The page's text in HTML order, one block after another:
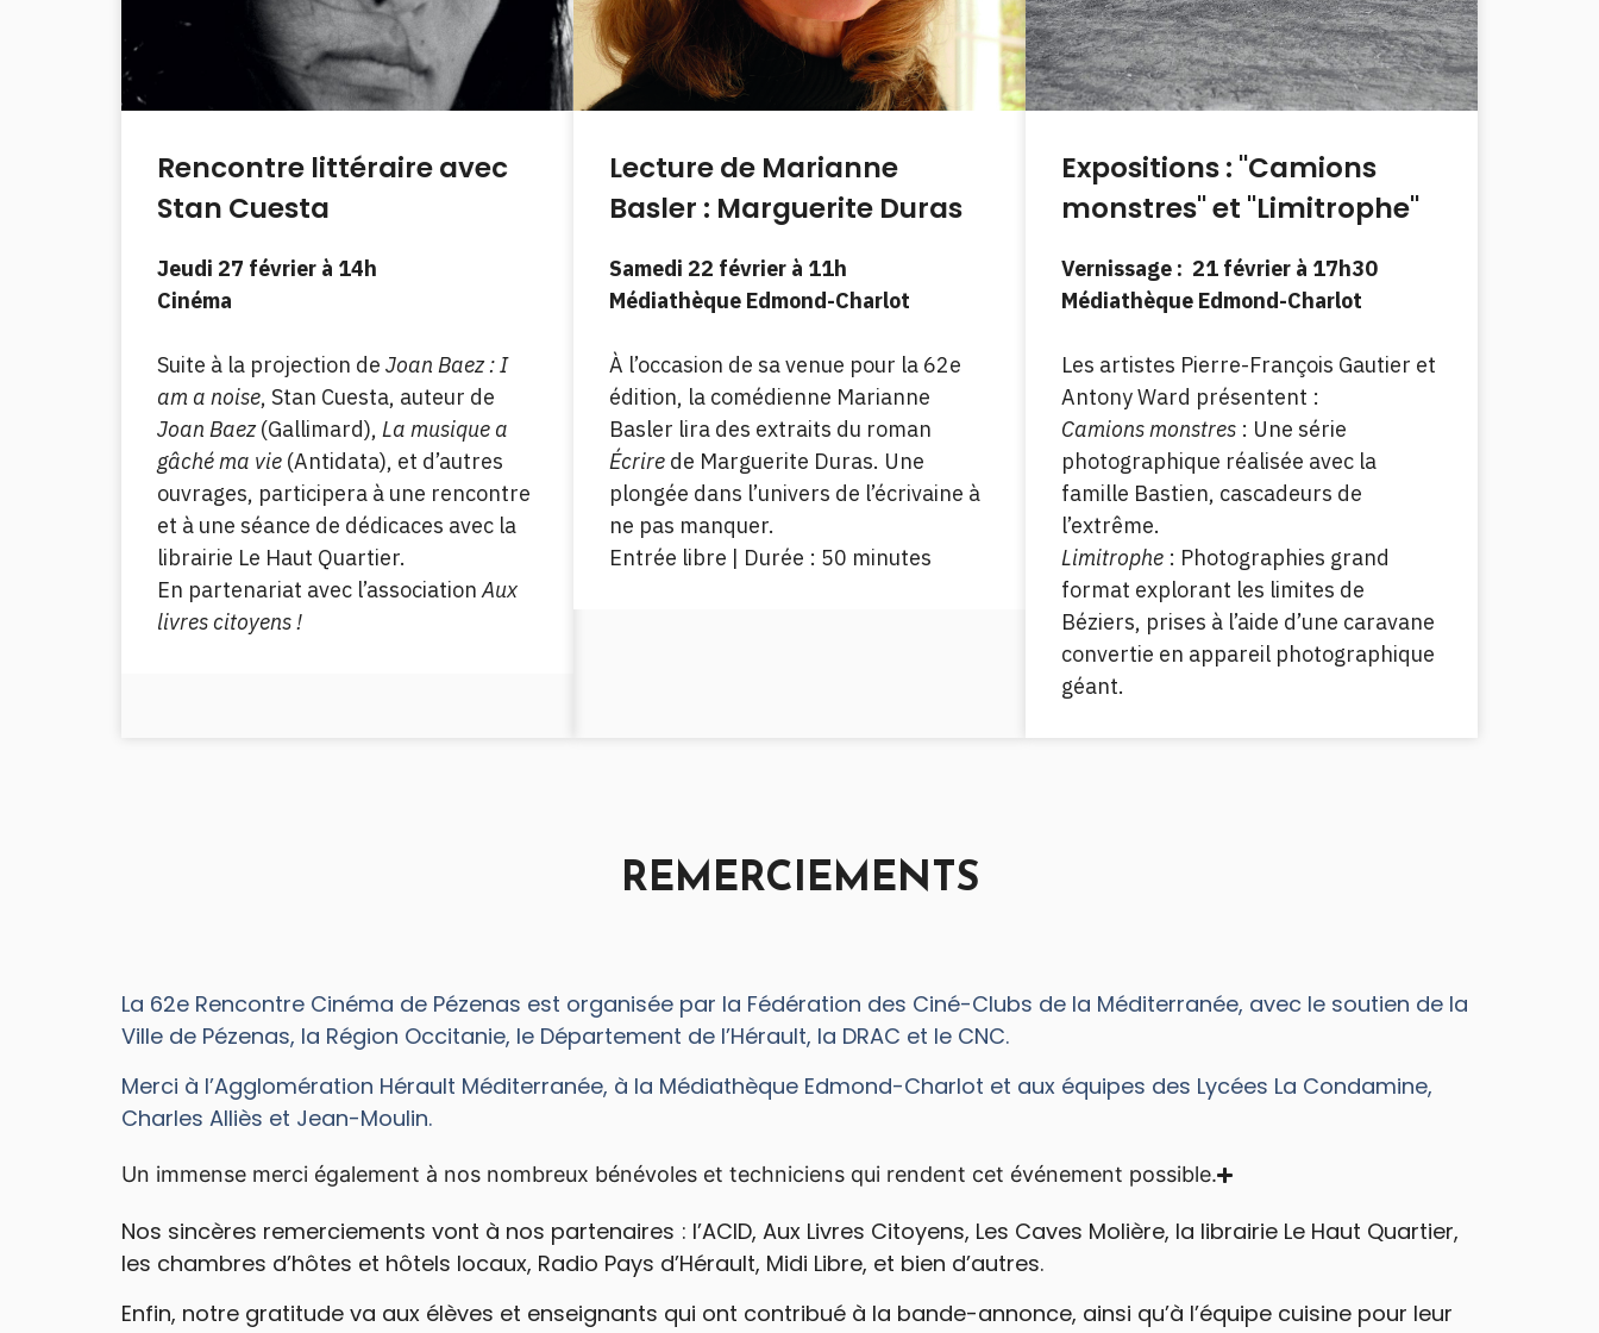
Rencontre littéraire avec
Stan Cuesta
Jeudi 27 février à 14h
Cinéma
Suite à la projection de Joan Baez : I
am a noise, Stan Cuesta, auteur de
Joan Baez(Gallimard), La musique a
gâché ma vie (Antidata), et d’autres
ouvrages, participera à une rencontre
et à une séance de dédicaces avec la
librairie Le Haut Quartier.
En partenariat avec l’associationAux
livres citoyens !
Lecture de Marianne
Basler : Marguerite Duras
Samedi 22 février à 11h
Médiathèque Edmond-Charlot
À l’occasion de sa venue pour la 62e
édition, la comédienne Marianne
Basler lira des extraits du roman
Écrirede Marguerite Duras. Une
plongée dans l’univers de l’écrivaine à
ne pas manquer.
Entrée libre | Durée : 50 minutes
Expositions : "Camions
monstres" et "Limitrophe"
Vernissage : 21 février à 17h30
Médiathèque Edmond-Charlot
Les artistes Pierre-François Gautier et
Antony Ward présentent :
Camions monstres: Une série
photographique réalisée avec la
famille Bastien, cascadeurs de
l’extrême.
Limitrophe: Photographies grand
format explorant les limites de
Béziers, prises à l’aide d’une caravane
convertie en appareil photographique
géant.
REMERCIEMENTS
La 62e Rencontre Cinéma de Pézenas est organisée par la Fédération des Ciné-Clubs de la Méditerranée, avec le soutien de la
Ville de Pézenas, la Région Occitanie, le Département de l’Hérault, la DRAC et le CNC.
Merci à l’Agglomération Hérault Méditerranée, à la Médiathèque Edmond-Charlot et aux équipes des Lycées La Condamine,
Charles Alliès et Jean-Moulin.
Un immense merci également à nos nombreux bénévoles et techniciens qui rendent cet événement possible.
Nos sincères remerciements vont à nos partenaires : l’ACID, Aux Livres Citoyens, Les Caves Molière, la librairie Le Haut Quartier,
les chambres d’hôtes et hôtels locaux, Radio Pays d’Hérault, Midi Libre, et bien d’autres.
Enfin, notre gratitude va aux élèves et enseignants qui ont contribué à la bande-annonce, ainsi qu’à l’équipe cuisine pour leur